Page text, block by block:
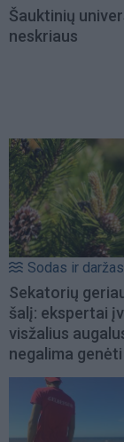
Šauktinių
neskriaus
Sodas ir daržas
Sekatorių
šalį: ekspertai
visžalius
negalima genėti